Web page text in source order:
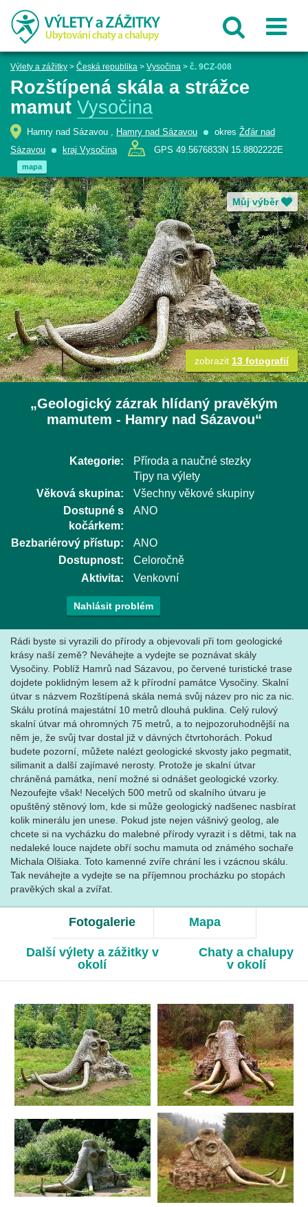
Výlety a zážitky > Česká republika > Vysočina > č. 9CZ-008
Rozštípená skála a strážce
mamut Vysočina
Hamry nad Sázavou , Hamry nad Sázavou okres Žďár nad
Sázavou
kraj Vysočina GPS 49.5676833N 15.8802222E
mapa
Můj výběr
zobrazit 13 fotografií
„Geologický zázrak hlídaný pravěkým
mamutem - Hamry nad Sázavou“
Kategorie:
Příroda a naučné stezky
Tipy na výlety
Věková skupina:
Všechny věkové skupiny
Dostupné s
kočárkem:
ANO
Bezbariérový přístup:
ANO
Dostupnost:
Celoročně
Aktivita:
Venkovní
Nahlásit problém
Rádi byste si vyrazili do přírody a objevovali při tom geologické
krásy naší země? Neváhejte a vydejte se poznávat skály
Vysočiny. Poblíž Hamrů nad Sázavou, po červené turistické trase
dojdete poklidným lesem až k přírodní památce Vysočiny. Skalní
útvar s názvem Rozštípená skála nemá svůj název pro nic za nic.
Skálu protíná majestátní 10 metrů dlouhá puklina. Celý rulový
skalní útvar má ohromných 75 metrů, a to nejpozoruhodnější na
něm je, že svůj tvar dostal již v dávných čtvrtohorách. Pokud
budete pozorní, můžete nalézt geologické skvosty jako pegmatit,
silimanit a další zajímavé nerosty. Protože je skalní útvar
chráněná památka, není možné si odnášet geologické vzorky.
Nezoufejte však! Necelých 500 metrů od skalního útvaru je
opuštěný stěnový lom, kde si může geologický nadšenec nasbírat
kolik minerálu jen unese. Pokud jste nejen vášnivý geolog, ale
chcete si na vycházku do malebné přírody vyrazit i s dětmi, tak na
nedaleké louce najdete obří sochu mamuta od známého sochaře
Michala Olšiaka. Toto kamenné zvíře chrání les i vzácnou skálu.
Tak neváhejte a vydejte se na příjemnou procházku po stopách
pravěkých skal a zvířat.
Fotogalerie Mapa
Další výlety a zážitky v
okolí
Chaty a chalupy
v okolí